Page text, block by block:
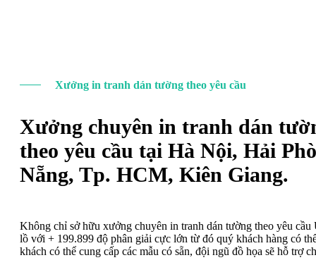
Xưởng in tranh dán tường theo yêu cầu
Xưởng chuyên in tranh dán
theo yêu cầu tại Hà Nội, Hải
Nẵng, Tp. HCM, Kiên Giang.
Không chỉ sở hữu xưởng chuyên in tranh dán tường theo yêu
lồ với + 199.899 độ phân giải cực lớn từ đó quý khách hàng có
khách có thể cung cấp các mẫu có sẵn, đội ngũ đồ họa sẽ hỗ trợ